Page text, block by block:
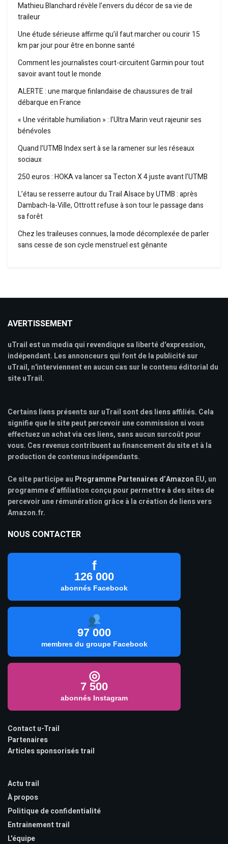
Mathieu Blanchard révèle l’envers du décor de sa vie de
traileur
Une étude sérieuse affirme qu’il faut marcher ou courir 15
km par jour pour être en bonne santé
Comment les journalistes court-circuitent Garmin pour tout
savoir avant tout le monde
ALERTE : une marque finlandaise de chaussures de trail
débarque en France
« Une véritable humiliation » : l’Ultra Marin veut rajeunir ses
bénévoles
Quand l’UTMB Index sert à se la ramener sur les réseaux
sociaux
250 euros : HOKA va lancer sa Tecton X 4 juste avant l’UTMB
L’étau se resserre autour du Trail Alsace by UTMB : après
Dambach-la-Ville, Ottrott refuse à son tour le passage dans
sa forêt
Chez les traileuses connues, la mode décomplexée de parler
sans cesse de son cycle menstruel est gênante
AVERTISSEMENT
uTrail est un media qui revendique sa liberté d'expression,
indépendant. Les annonceurs qui font de la publicité sur
uTrail, n'interviennent en aucun cas sur le contenu éditorial du
site uTrail.
Certains liens présents sur uTrail sont des liens affiliés. Cela
signifie que le site peut percevoir une commission si vous
effectuez un achat via ces liens, sans aucun surcoût pour
vous. Ces revenus contribuent au financement du site et à la
production de contenus indépendants.
Ce site participe au Programme Partenaires d’Amazon EU, un
programme d’affiliation conçu pour permettre à des sites de
percevoir une rémunération grâce à la création de liens vers
Amazon.fr.
NOUS CONTACTER
f
126 000
abonnés Facebook
97 000
membres du groupe Facebook
◎
7 500
abonnés Instagram
Contact u-Trail
Partenaires
Articles sponsorisés trail
Actu trail
À propos
Politique de confidentialité
Entrainement trail
L'équipe